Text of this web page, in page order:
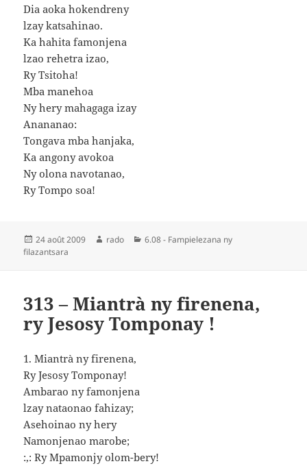
Dia aoka hokendreny
lzay katsahinao.
Ka hahita famonjena
lzao rehetra izao,
Ry Tsitoha!
Mba manehoa
Ny hery mahagaga izay
Anananao:
Tongava mba hanjaka,
Ka angony avokoa
Ny olona navotanao,
Ry Tompo soa!
Publié
le
24 août 2009 Auteur
rado Catégories
6.08 - Fampielezana ny
filazantsara
313 – Miantrà ny firenena,
ry Jesosy Tomponay !
1. Miantrà ny firenena,
Ry Jesosy Tomponay!
Ambarao ny famonjena
lzay nataonao fahizay;
Asehoinao ny hery
Namonjenao marobe;
:,: Ry Mpamonjy olom-bery!